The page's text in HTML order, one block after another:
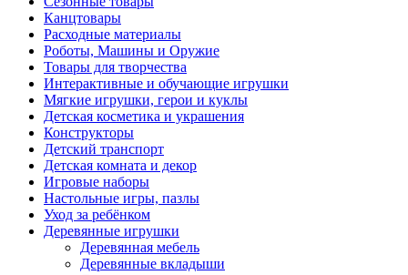
Канцтовары
Расходные материалы
Роботы, Машины и Оружие
Товары для творчества
Интерактивные и обучающие игрушки
Мягкие игрушки, герои и куклы
Детская косметика и украшения
Конструкторы
Детский транспорт
Детская комната и декор
Игровые наборы
Настольные игры, пазлы
Уход за ребёнком
Деревянные игрушки
Деревянная мебель
Деревянные вкладыши